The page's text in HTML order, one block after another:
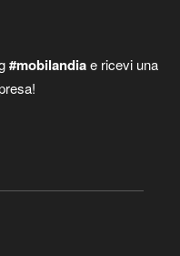
#mobilandiae ricevi una